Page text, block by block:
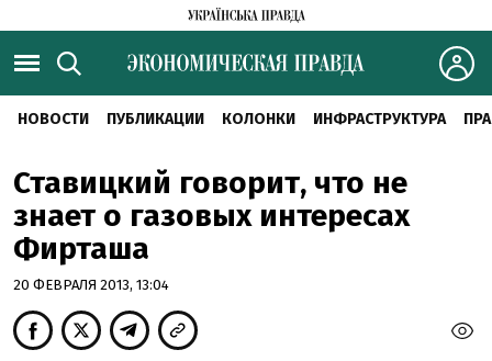
НОВОСТИ ПУБЛИКАЦИИ КОЛОНКИ ИНФРАСТРУКТУРА
Ставицкий говорит, что не
знает о газовых интересах
Фирташа
20 ФЕВРАЛЯ 2013, 13:04